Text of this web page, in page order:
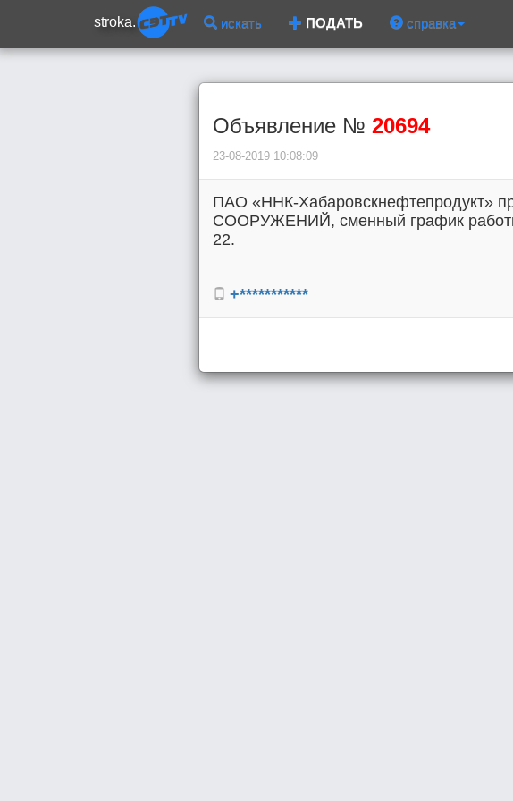
stroka. искать ПОДАТЬ справка
Объявление № 20694
23-08-2019 10:08:09
ПАО «ННК-Хабаровскнефтепродукт»
СООРУЖЕНИЙ, сменный график
22.
+***********